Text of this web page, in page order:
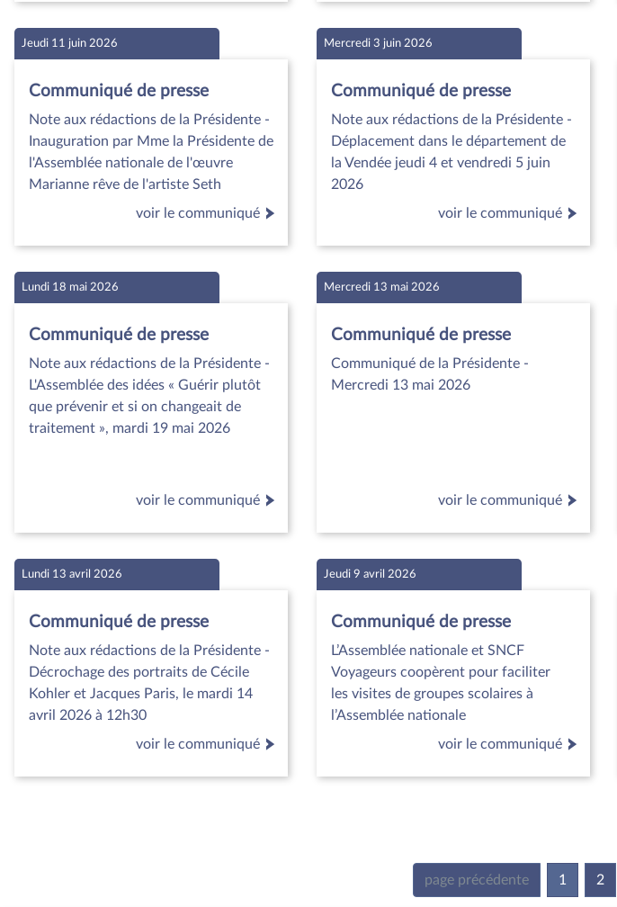
Jeudi 11 juin 2026
Communiqué de presse
Note aux rédactions de la Présidente -
Inauguration par Mme la Présidente de
l'Assemblée nationale de l'œuvre
Marianne rêve de l'artiste Seth
voir le communiqué
Mercredi 3 juin 2026
Communiqué de presse
Note aux rédactions de la Présidente -
Déplacement dans le département de
la Vendée jeudi 4 et vendredi 5 juin
2026
voir le communiqué
Lundi 18 mai 2026
Communiqué de presse
Note aux rédactions de la Présidente -
L'Assemblée des idées « Guérir plutôt
que prévenir et si on changeait de
traitement », mardi 19 mai 2026
voir le communiqué
Mercredi 13 mai 2026
Communiqué de presse
Communiqué de la Présidente -
Mercredi 13 mai 2026
voir le communiqué
Lundi 13 avril 2026
Communiqué de presse
Note aux rédactions de la Présidente -
Décrochage des portraits de Cécile
Kohler et Jacques Paris, le mardi 14
avril 2026 à 12h30
voir le communiqué
Jeudi 9 avril 2026
Communiqué de presse
L’Assemblée nationale et SNCF
Voyageurs coopèrent pour faciliter
les visites de groupes scolaires à
l’Assemblée nationale
voir le communiqué
page précédente 1 (current)
2